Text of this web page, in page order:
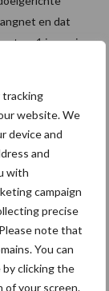
tracking
website. We
device and
and
with
campaign
precise
note that
You can
clicking the
of your screen.
en dat
op 1 januari
en
in